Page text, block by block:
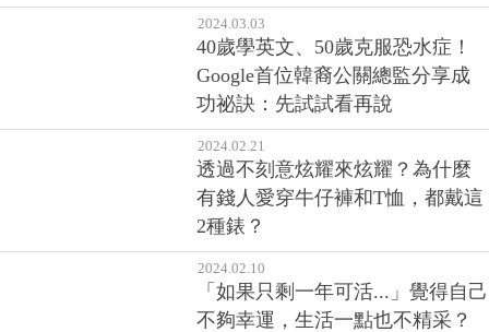
2024.03.03
40歲學英文、50歲克服恐水症！
Google首位韓裔公關總監分享成
功祕訣：先試試看再說
2024.02.21
透過不刻意炫耀來炫耀？為什麼
有錢人愛穿牛仔褲和T恤，都戴這
2種錶？
2024.02.10
「如果只剩一年可活...」覺得自己
不夠幸運，生活一點也不精采？